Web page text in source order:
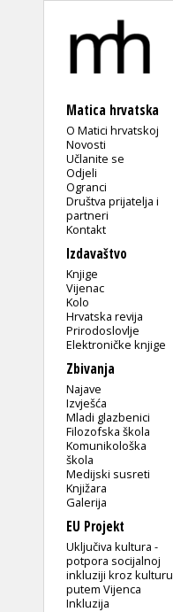
Matica hrvatska
O Matici hrvatskoj
Novosti
Učlanite se
Odjeli
Ogranci
Društva prijatelja i
partneri
Kontakt
Izdavaštvo
Knjige
Vijenac
Kolo
Hrvatska revija
Prirodoslovlje
Elektroničke knjige
Zbivanja
Najave
Izvješća
Mladi glazbenici
Filozofska škola
Komunikološka
škola
Medijski susreti
Knjižara
Galerija
EU Projekt
Uključiva kultura -
potpora socijalnoj
inkluziji kroz kulturu
putem Vijenca
Inkluzija